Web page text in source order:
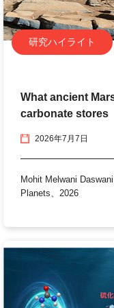
研究ハイライト
What ancient
carbonate stores
2026年7月7日
Mohit Melwani
Planets、2026